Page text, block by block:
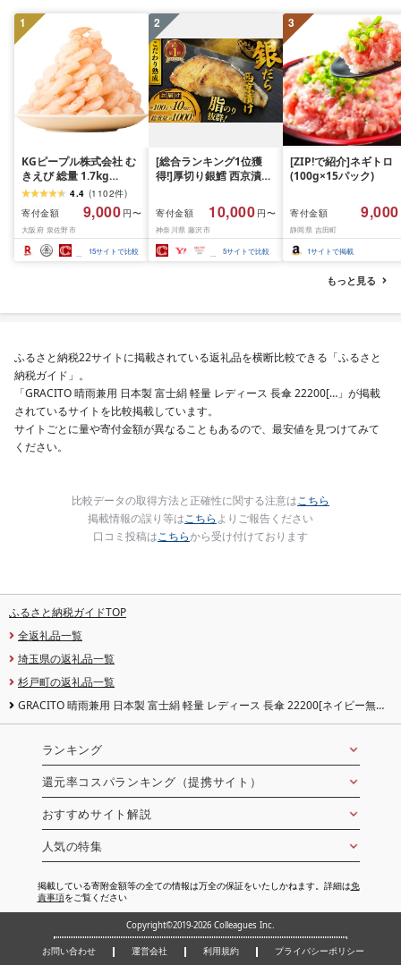
1
KGピープル株式会社 む
きえび 総量 1.7kg
(850g×2P) 特大 5Lサイ
ズ バナメイエビ バラ凍
結 下処理不要 サイズ不
揃い 訳あり
4.4 (1102件)
寄付金額
9,000 円〜
大阪府 泉佐野市
15サイトで比較
2
[総合ランキング1位獲
得!]厚切り銀鱈 西京漬け
約 1,000g (約 100g × 10
切) 西京味噌 西京みそ 味
噌漬け みそ 味噌 鮮魚 魚
介 銀だら 銀ダラ ギンダ
ラ ぎんだら 鱈 タラ 魚
礼品 おかず おつまみ お
南 藤沢
寄付金額 10,000 円〜
神奈川県 藤沢市
5サイトで比較
3
[ZIP!で紹介]ネギトロ
(100g×15パック)
寄付金額 9,000
静岡県 吉田町
1サイトで掲載
もっと見る
ふるさと納税22サイトに掲載されている返礼品を横断比較できる「ふるさと
納税ガイド」。
「GRACITO 晴雨兼用 日本製 富士絹 軽量 レディース 長傘 22200[…」が掲載
されているサイトを比較掲載しています。
サイトごとに量や寄付金額が異なることもあるので、最安値を見つけてみて
ください。
比較データの取得方法と正確性に関する注意はこちら
掲載情報の誤り等はこちらよりご報告ください
口コミ投稿はこちらから受け付けております
ふるさと納税ガイドTOP
全返礼品一覧
埼玉県の返礼品一覧
杉戸町の返礼品一覧
GRACITO 晴雨兼用 日本製 富士絹 軽量 レディース 長傘 22200[ネイビー無
ランキング
還元率コスパランキング（提携サイト）
おすすめサイト解説
人気の特集
掲載している寄附金額等の全ての情報は万全の保証をいたしかねます。詳細は免
責事項をご覧ください
Copyright©2019-2026 Colleagues Inc.
お問い合わせ 運営会社 利用規約 プライバシーポリシー